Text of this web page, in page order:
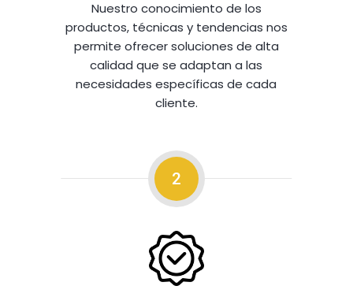
Nuestro conocimiento de los
productos, técnicas y tendencias nos
permite ofrecer soluciones de alta
calidad que se adaptan a las
necesidades específicas de cada
cliente.
2